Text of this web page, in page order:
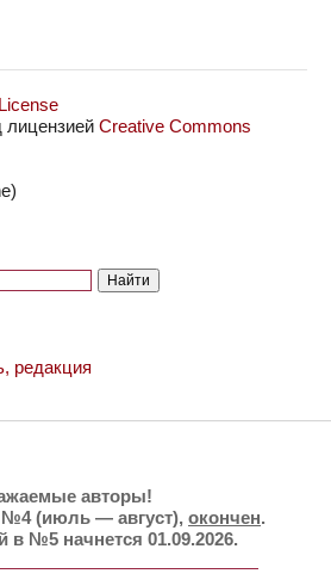
лицензией Creative Commons
редакция
авторы!
№4 (июль — август), окончен.
в №5 начнется 01.09.2026.